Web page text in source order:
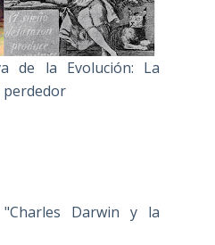
de la Evolución: La
perdedor
"Charles Darwin y la